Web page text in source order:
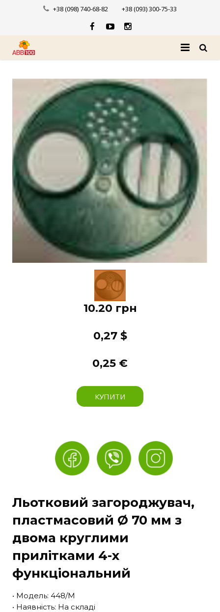
+38 (098) 740-68-82 +38 (093) 300-75-33
Каталог
Доставка і оплата
Новини
Контакти
10.20 грн
0,27 $
0,25 €
КУПИТИ
Льотковий загороджувач,
пластмасовий Ø 70 мм з
двома круглими
прилітками 4-х
функціональний
• Модель: 448/М
• Наявність: На складі